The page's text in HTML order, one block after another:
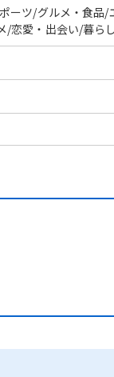
ーツ/グルメ・食品/
/恋愛・出会い/暮ら